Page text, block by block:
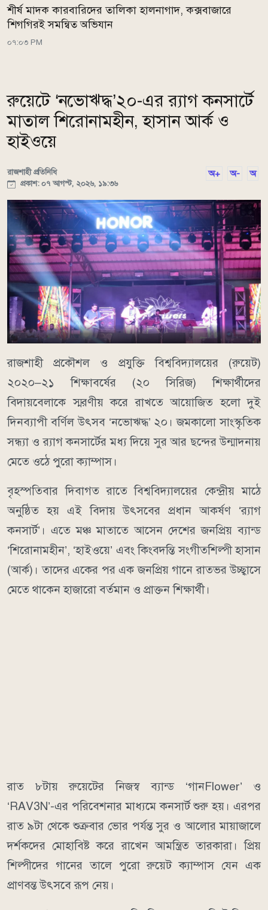
শীর্ষ মাদক কারবারিদের তালিকা হালনাগাদ, কক্সবাজারে
শিগগিরই সমন্বিত অভিযান
০৭:০৩ PM
রুয়েটে ‘নভোঋদ্ধ’২০-এর র‍্যাগ কনসার্টে
মাতাল শিরোনামহীন, হাসান আর্ক ও
হাইওয়ে
রাজশাহী প্রতিনিধি
প্রকাশ: ০৭ আগস্ট, ২০২৬, ১৯:৩৬
অ+ অ- অ
রাজশাহী প্রকৌশল ও প্রযুক্তি বিশ্ববিদ্যালয়ের (রুয়েট)
২০২০–২১ শিক্ষাবর্ষের (২০ সিরিজ) শিক্ষার্থীদের
বিদায়বেলাকে স্মরণীয় করে রাখতে আয়োজিত হলো দুই
দিনব্যাপী বর্ণিল উৎসব ‘নভোঋদ্ধ’ ২০। জমকালো সাংস্কৃতিক
সন্ধ্যা ও র‍্যাগ কনসার্টের মধ্য দিয়ে সুর আর ছন্দের উন্মাদনায়
মেতে ওঠে পুরো ক্যাম্পাস।
বৃহস্পতিবার দিবাগত রাতে বিশ্ববিদ্যালয়ের কেন্দ্রীয় মাঠে
অনুষ্ঠিত হয় এই বিদায় উৎসবের প্রধান আকর্ষণ ‘র‍্যাগ
কনসার্ট’। এতে মঞ্চ মাতাতে আসেন দেশের জনপ্রিয় ব্যান্ড
‘শিরোনামহীন’, ‘হাইওয়ে’ এবং কিংবদন্তি সংগীতশিল্পী হাসান
(আর্ক)। তাদের একের পর এক জনপ্রিয় গানে রাতভর উচ্ছ্বাসে
মেতে থাকেন হাজারো বর্তমান ও প্রাক্তন শিক্ষার্থী।
রাত ৮টায় রুয়েটের নিজস্ব ব্যান্ড ‘গানFlower’ ও
‘RAV3N’-এর পরিবেশনার মাধ্যমে কনসার্ট শুরু হয়। এরপর
রাত ৯টা থেকে শুক্রবার ভোর পর্যন্ত সুর ও আলোর মায়াজালে
দর্শকদের মোহাবিষ্ট করে রাখেন আমন্ত্রিত তারকারা। প্রিয়
শিল্পীদের গানের তালে পুরো রুয়েট ক্যাম্পাস যেন এক
প্রাণবন্ত উৎসবে রূপ নেয়।